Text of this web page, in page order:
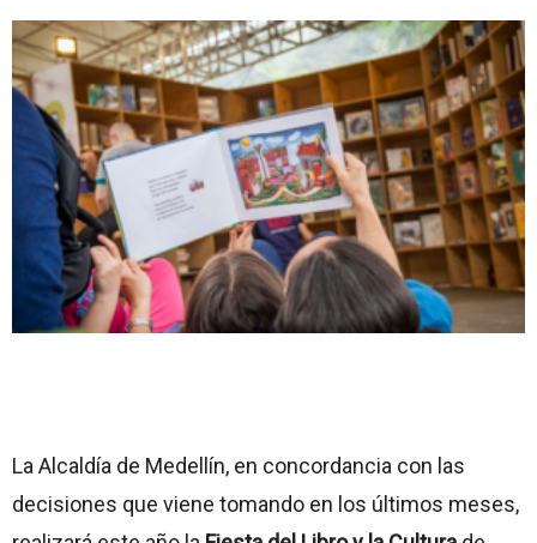
La Alcaldía de Medellín, en concordancia con las
decisiones que viene tomando en los últimos meses,